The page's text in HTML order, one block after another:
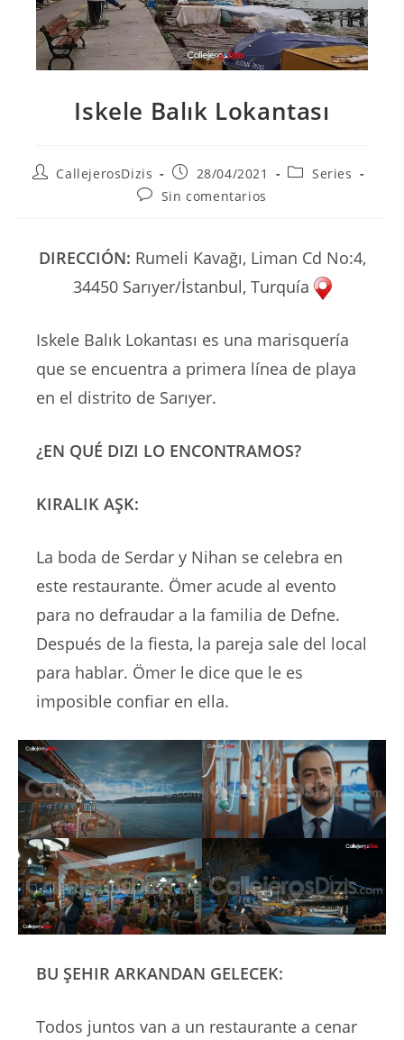
Iskele Balık Lokantası
AutorCallejerosDizis
Publicación
la
28/04/2021
Categoría
Series
Comentarios
Sin comentarios
DIRECCIÓN: Rumeli Kavağı, Liman Cd No:4,
34450 Sarıyer/İstanbul, Turquía
Iskele Balık Lokantası es una marisquería
que se encuentra a primera línea de playa
en el distrito de Sarıyer.
¿EN QUÉ DIZI LO ENCONTRAMOS?
KIRALIK AŞK:
La boda de Serdar y Nihan se celebra en
este restaurante. Ömer acude al evento
para no defraudar a la familia de Defne.
Después de la fiesta, la pareja sale del local
para hablar. Ömer le dice que le es
imposible confiar en ella.
BU ŞEHIR ARKANDAN GELECEK:
Todos juntos van a un restaurante a cenar